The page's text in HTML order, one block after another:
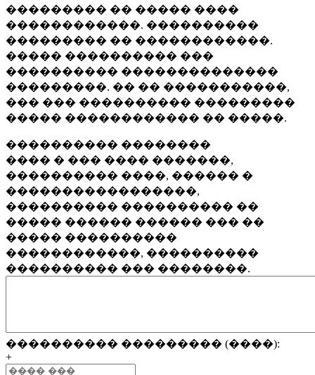
��������� �� ����� ����
������������. ����������
��������� �� ������������.
����� ���������� ���
���������� ��������������
���������. �� �� �����������,
��� ��� ���������� ���������
����� ������������ �� �����.
���������� ��������
���� � ��� ���� �������,
���������� ����, ������ �
�����������������,
���������� ���������� ��
����� ������ ������ ��� ��
����� ����������
������������, ����������
���������� ��� ��������.
���������� ��������� (����):
+